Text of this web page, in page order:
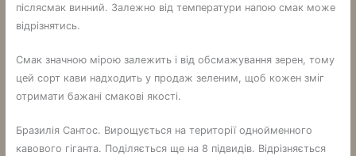
післясмак винний. Залежно від температури напою смак може
відрізнятись.
Смак значною мірою залежить і від обсмажування зерен, тому
цей сорт кави надходить у продаж зеленим, щоб кожен зміг
отримати бажані смакові якості.
Бразилія Сантос. Вирощується на території однойменного
кавового гіганта. Поділяється ще на 8 підвидів. Відрізняється